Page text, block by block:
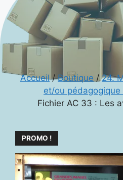
Accueil/Boutique /24.
et/ou pédagogique
Fichier AC 33 : Les
PROMO !